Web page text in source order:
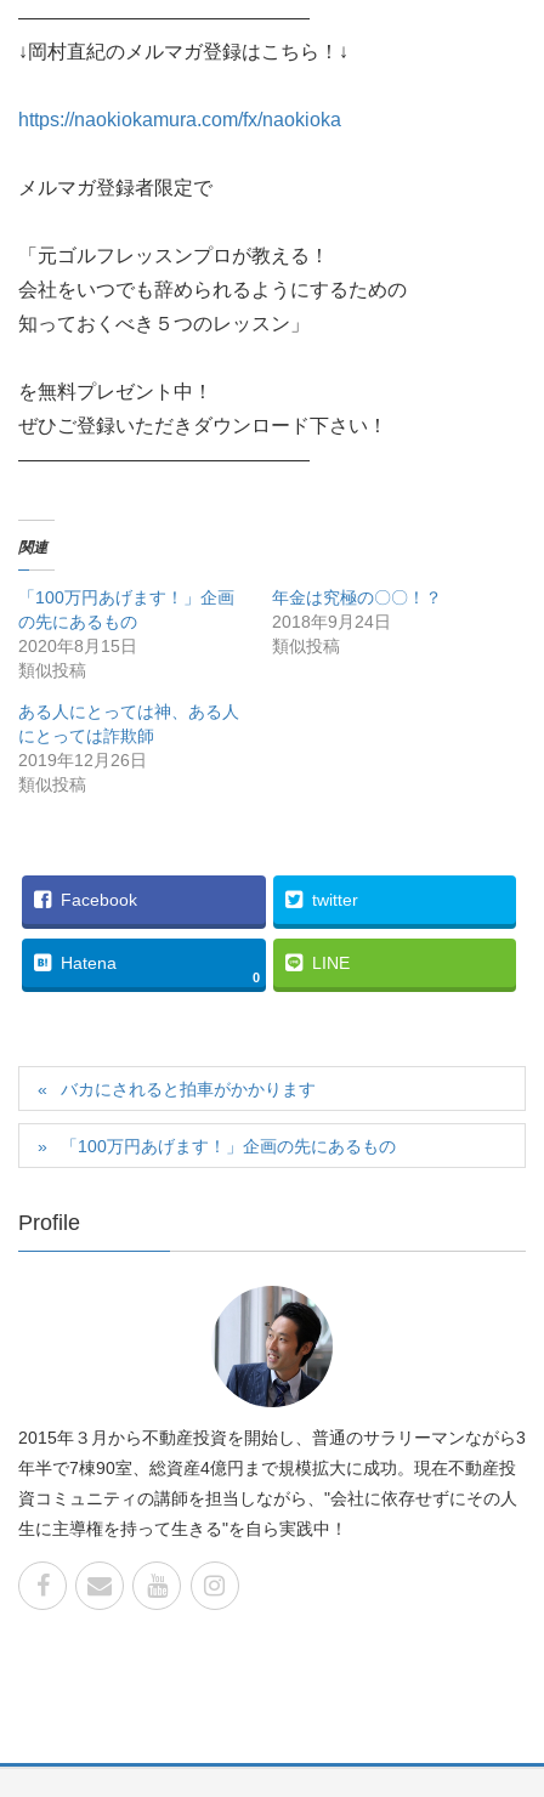
———————————————
↓岡村直紀のメルマガ登録はこちら！↓
https://naokiokamura.com/fx/naokioka
メルマガ登録者限定で
「元ゴルフレッスンプロが教える！
会社をいつでも辞められるようにするための
知っておくべき５つのレッスン」
を無料プレゼント中！
ぜひご登録いただきダウンロード下さい！
———————————————
関連
「100万円あげます！」企画
の先にあるもの
2020年8月15日
類似投稿
年金は究極の〇〇！？
2018年9月24日
類似投稿
ある人にとっては神、ある人
にとっては詐欺師
2019年12月26日
類似投稿
Facebook twitter
Hatena
0
LINE
バカにされると拍車がかかります
「100万円あげます！」企画の先にあるもの
Profile
2015年３月から不動産投資を開始し、普通のサラリーマンながら3
年半で7棟90室、総資産4億円まで規模拡大に成功。現在不動産投
資コミュニティの講師を担当しながら、"会社に依存せずにその人
生に主導権を持って生きる"を自ら実践中！